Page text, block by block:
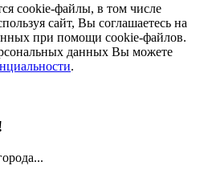
соokie-файлы, в том числе
сайт, Вы соглашаетесь на
при помощи cookie-файлов.
данных Вы можете
.